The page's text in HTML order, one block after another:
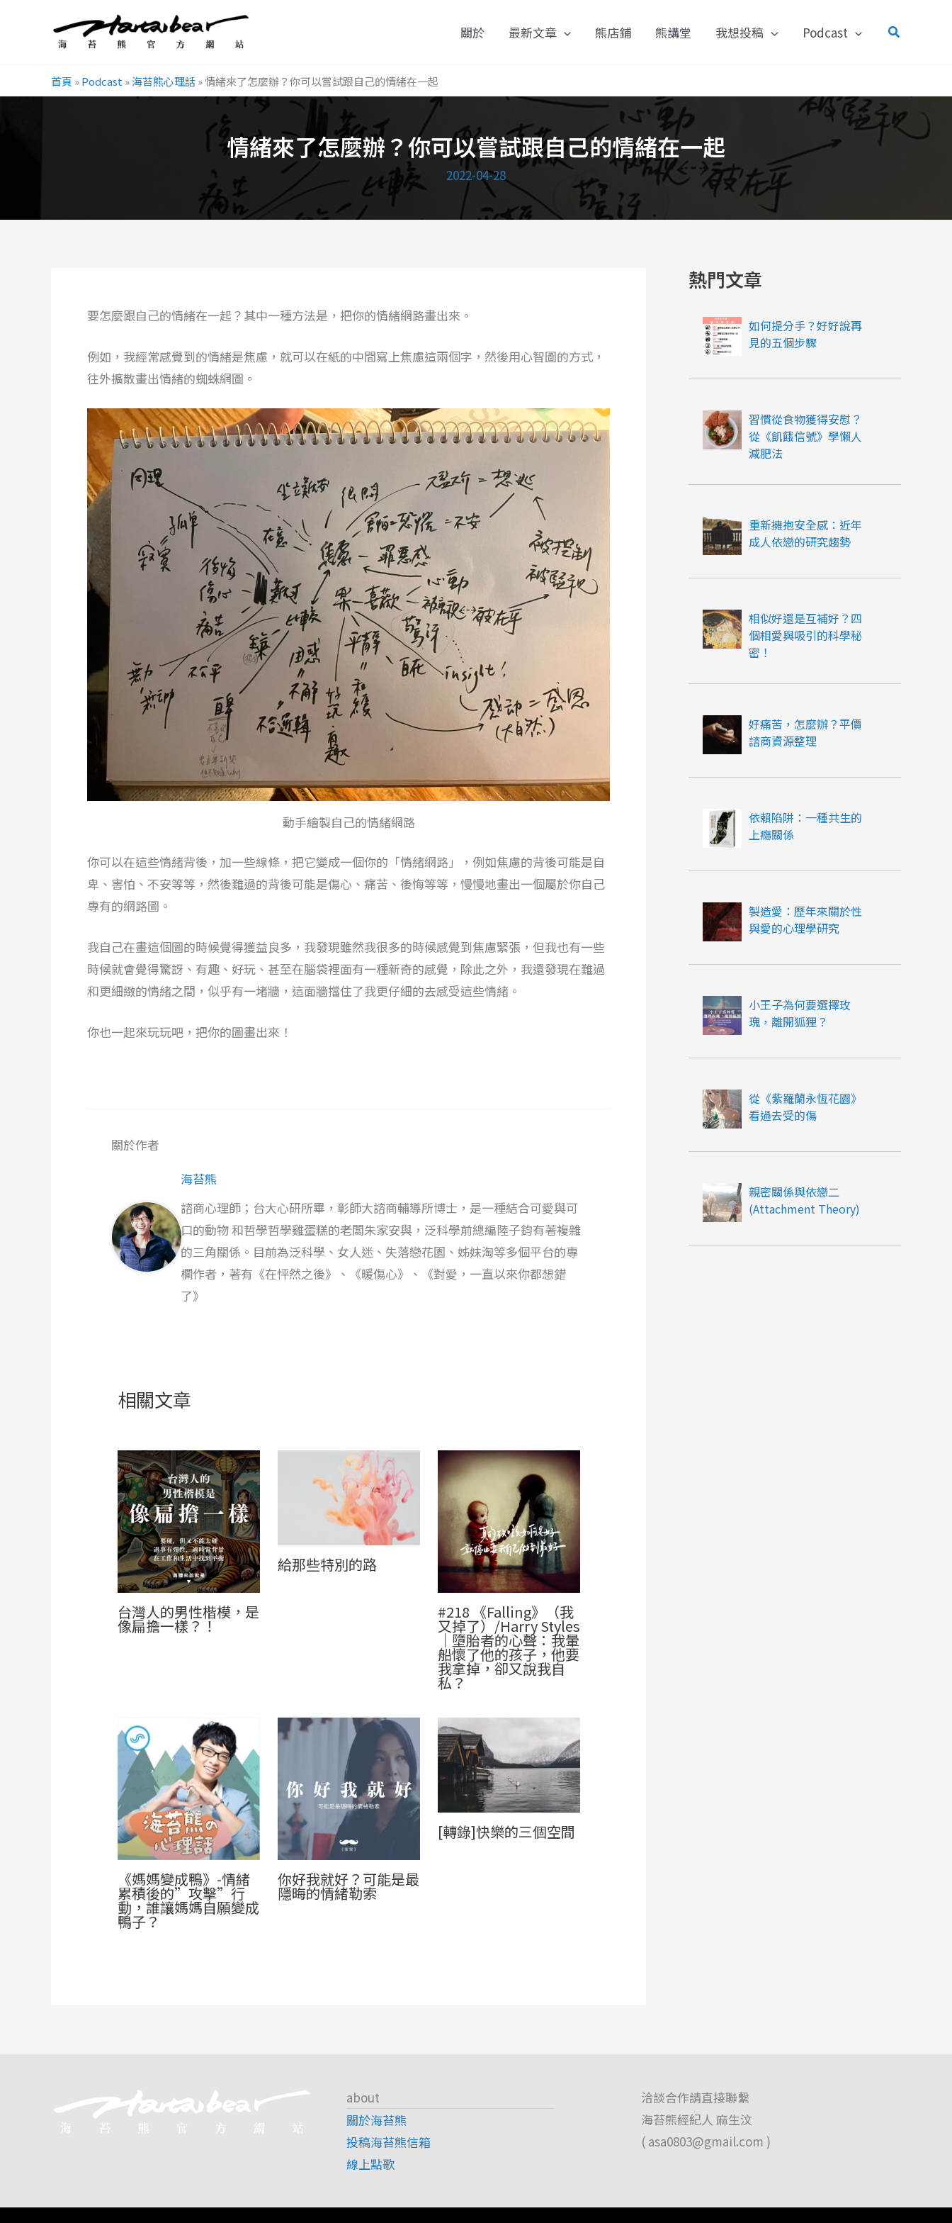
內
關於 最新文章 熊店鋪 熊講堂 我想投稿 Podcast
搜
首頁 »Podcast »海苔熊心理話»情緒來了怎麼辦？你可以嘗試跟自己的情緒在一起
情緒來了怎麼辦？你可以嘗試跟自己的情緒在一起
2022-04-28
要怎麼跟自己的情緒在一起？其中一種方法是，把你的情緒網路畫出來。
例如，我經常感覺到的情緒是焦慮，就可以在紙的中間寫上焦慮這兩個字，然後用心智圖的方式，
往外擴散畫出情緒的蜘蛛網圖。
動手繪製自己的情緒網路
你可以在這些情緒背後，加一些線條，把它變成一個你的「情緒網路」，例如焦慮的背後可能是自
卑、害怕、不安等等，然後難過的背後可能是傷心、痛苦、後悔等等，慢慢地畫出一個屬於你自己
專有的網路圖。
我自己在畫這個圖的時候覺得獲益良多，我發現雖然我很多的時候感覺到焦慮緊張，但我也有一些
時候就會覺得驚訝、有趣、好玩、甚至在腦袋裡面有一種新奇的感覺，除此之外，我還發現在難過
和更細緻的情緒之間，似乎有一堵牆，這面牆擋住了我更仔細的去感受這些情緒。
你也一起來玩玩吧，把你的圖畫出來！
關於作者
海苔熊
諮商心理師；台大心研所畢，彰師大諮商輔導所博士，是一種結合可愛與可
口的動物 和哲學哲學雞蛋糕的老闆朱家安與，泛科學前總編陸子鈞有著複雜
的三角關係。目前為泛科學、女人迷、失落戀花園、姊妹淘等多個平台的專
欄作者，著有《在怦然之後》、《暖傷心》、《對愛，一直以來你都想錯
了》
相關文章
台灣人的男性楷模，是
像扁擔一樣？！
給那些特別的路
#218 《Falling》（我
又掉了）/Harry Styles
｜墮胎者的心聲：我暈
船懷了他的孩子，他要
我拿掉，卻又說我自
私？
《媽媽變成鴨》-情緒
累積後的”攻擊”行
動，誰讓媽媽自願變成
鴨子？
你好我就好？可能是最
隱晦的情緒勒索
[轉錄]快樂的三個空間
熱門文章
如何提分手？好好說再
見的五個步驟
習慣從食物獲得安慰？
從《飢餓信號》學懶人
減肥法
重新擁抱安全感：近年
成人依戀的研究趨勢
相似好還是互補好？四
個相愛與吸引的科學秘
密！
好痛苦，怎麼辦？平價
諮商資源整理
依賴陷阱：一種共生的
上癮關係
製造愛：歷年來關於性
與愛的心理學研究
小王子為何要選擇玫
瑰，離開狐狸？
從《紫羅蘭永恆花園》
看過去受的傷
親密關係與依戀二
(Attachment Theory)
about
關於海苔熊
投稿海苔熊信箱
線上點歌
洽談合作請直接聯繫
海苔熊經紀人 麻生汶
( asa0803@gmail.com )